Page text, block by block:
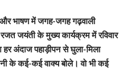
और भाषण में जगह-जगह गढ़वाली
जयंती के मुख्य कार्यक्रम में रविवार
हर अंदाज पहाड़ीपन से घुला-मिला
के कई-कई वाक्य बोले। वो भी कई